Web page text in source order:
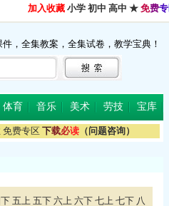
加入收藏 小学 初中 高中 ★ 免费专
，全集教案，全集试卷，教学宝典！
体育 音乐 美术 劳技 宝库
免费专区 下载必读 （问题咨询）
五上 五下 六上 六下 七上 七下 八